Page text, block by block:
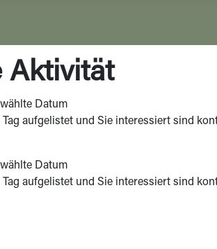
Aktivität
Datum
aufgelistet und Sie interessiert sind
Datum
aufgelistet und Sie interessiert sind